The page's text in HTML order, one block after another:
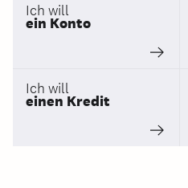
Ich will
ein Konto
Ich will
einen Kredit